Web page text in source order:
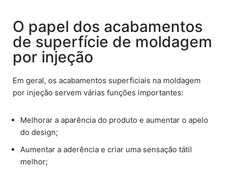
O papel dos acabamentos
de superfície de moldagem
por injeção
Em geral, os acabamentos superficiais na moldagem
por injeção servem várias funções importantes:
Melhorar a aparência do produto e aumentar o apelo
do design;
Aumentar a aderência e criar uma sensação tátil
melhor;